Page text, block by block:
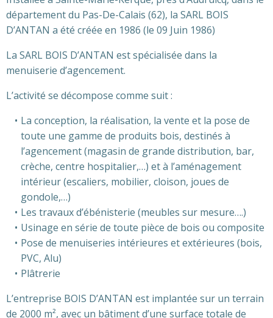
département du Pas-De-Calais (62), la SARL BOIS
D’ANTAN a été créée en 1986 (le 09 Juin 1986)
La SARL BOIS D’ANTAN est spécialisée dans la
menuiserie d’agencement.
L’activité se décompose comme suit :
La conception, la réalisation, la vente et la pose de
toute une gamme de produits bois, destinés à
l’agencement (magasin de grande distribution, bar,
crèche, centre hospitalier,…) et à l’aménagement
intérieur (escaliers, mobilier, cloison, joues de
gondole,…)
Les travaux d’ébénisterie (meubles sur mesure….)
Usinage en série de toute pièce de bois ou composite
Pose de menuiseries intérieures et extérieures (bois,
PVC, Alu)
Plâtrerie
L’entreprise BOIS D’ANTAN est implantée sur un terrain
de 2000 m², avec un bâtiment d’une surface totale de